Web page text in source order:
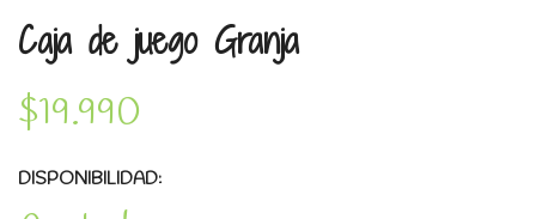
Caja de juego Granja
$19.990
DISPONIBILIDAD: